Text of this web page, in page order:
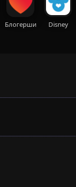
Блогерши Disney